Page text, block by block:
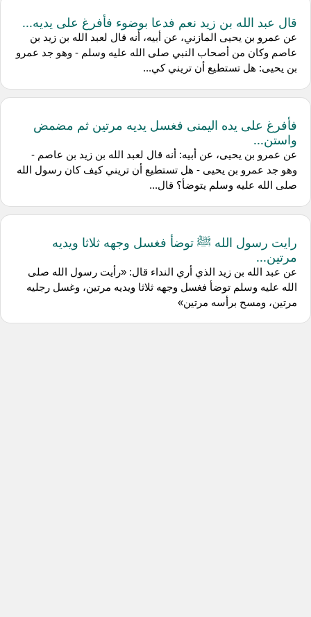
قال عبد الله بن زيد نعم فدعا بوضوء فأفرغ على يديه...
عن عمرو بن يحيى المازني، عن أبيه، أنه قال لعبد الله بن زيد بن
عاصم وكان من أصحاب النبي صلى الله عليه وسلم - وهو جد عمرو
بن يحيى: هل تستطيع أن تريني كي...
فأفرغ على يده اليمنى فغسل يديه مرتين ثم مضمض
واستن...
عن عمرو بن يحيى، عن أبيه: أنه قال لعبد الله بن زيد بن عاصم -
وهو جد عمرو بن يحيى - هل تستطيع أن تريني كيف كان رسول الله
صلى الله عليه وسلم يتوضأ؟ قال...
رايت رسول الله ﷺ توضأ فغسل وجهه ثلاثا ويديه
مرتين...
عن عبد الله بن زيد الذي أري النداء قال: «رأيت رسول الله صلى
الله عليه وسلم توضأ فغسل وجهه ثلاثا ويديه مرتين، وغسل رجليه
مرتين، ومسح برأسه مرتين»